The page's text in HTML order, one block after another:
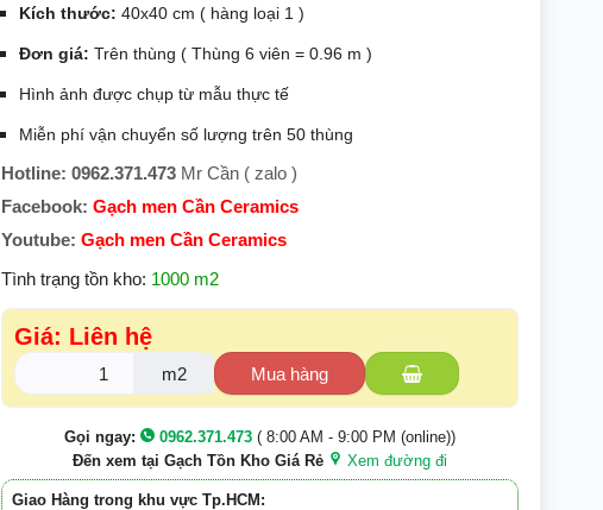
Kích thước: 40x40 cm ( hàng loại 1 )
Đơn giá: Trên thùng ( Thùng 6 viên = 0.96 m )
Hình ảnh được chụp từ mẫu thực tế
Miễn phí vận chuyển số lượng trên 50 thùng
Hotline: 0962.371.473 Mr Cần ( zalo )
Facebook: Gạch men Cần Ceramics
Youtube: Gạch men Cần Ceramics
Tình trạng tồn kho: 1000 m2
Giá: Liên hệ
m2 Mua hàng
Gọi ngay: 0962.371.473 ( 8:00 AM - 9:00 PM (online))
Đến xem tại Gạch Tồn Kho Giá Rẻ
Xem đường đi
Giao Hàng trong khu vực Tp.HCM: